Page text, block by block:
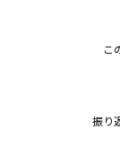
こ
振り